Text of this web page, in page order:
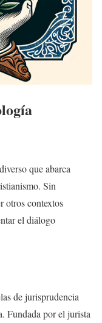
que abarca
Sin
otros contextos
el diálogo
de jurisprudencia
Fundada por el jurista